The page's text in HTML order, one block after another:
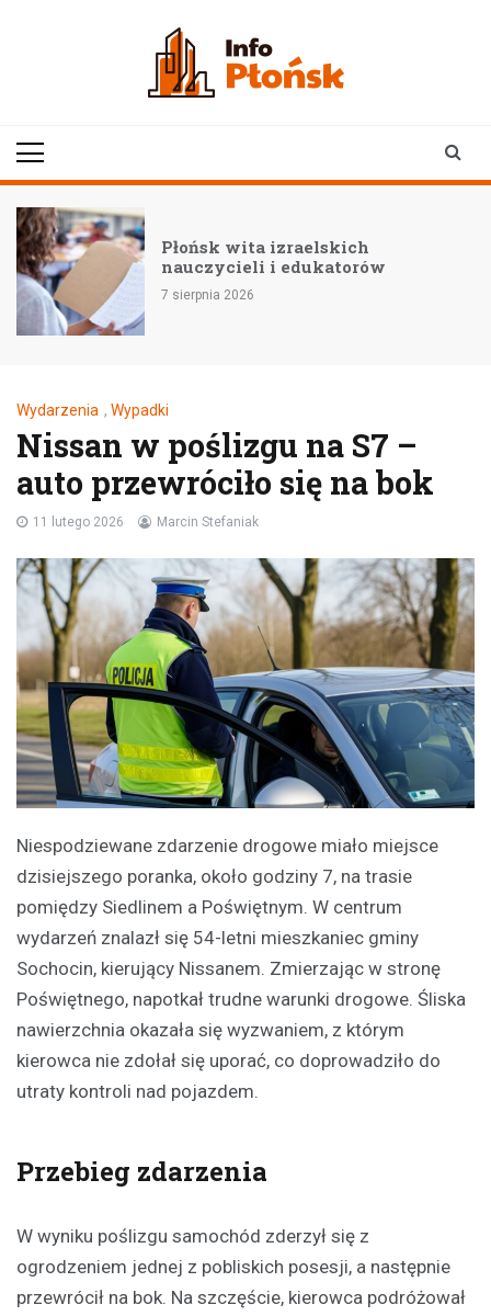
Płońsk wita izraelskich
nauczycieli i edukatorów
7 sierpnia 2026
Wydarzenia , Wypadki
Nissan w poślizgu na S7 –
auto przewróciło się na bok
11 lutego 2026 Marcin Stefaniak
Niespodziewane zdarzenie drogowe miało miejsce
dzisiejszego poranka, około godziny 7, na trasie
pomiędzy Siedlinem a Poświętnym. W centrum
wydarzeń znalazł się 54-letni mieszkaniec gminy
Sochocin, kierujący Nissanem. Zmierzając w stronę
Poświętnego, napotkał trudne warunki drogowe. Śliska
nawierzchnia okazała się wyzwaniem, z którym
kierowca nie zdołał się uporać, co doprowadziło do
utraty kontroli nad pojazdem.
Przebieg zdarzenia
W wyniku poślizgu samochód zderzył się z
ogrodzeniem jednej z pobliskich posesji, a następnie
przewrócił na bok. Na szczęście, kierowca podróżował